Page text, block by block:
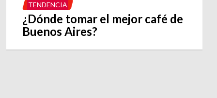
TENDENCIA
¿Dónde tomar el mejor café de
Buenos Aires?